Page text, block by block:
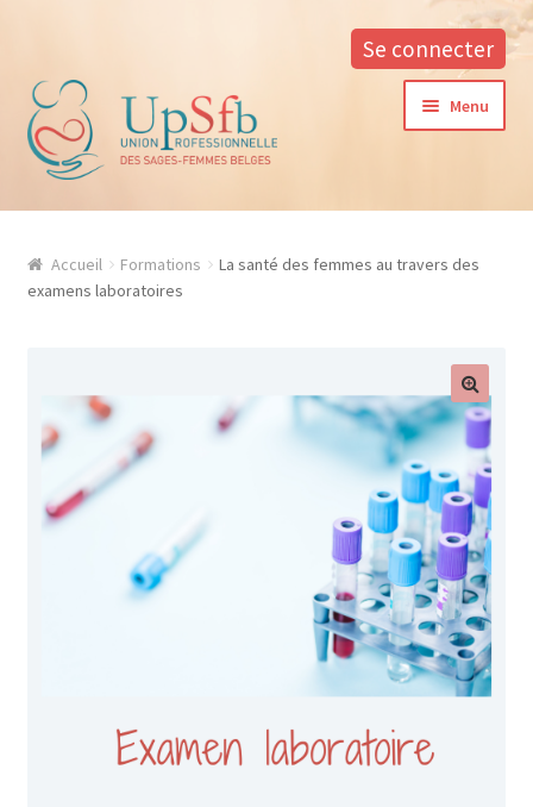
Se connecter
Aller
à
la
navigation
Aller
au
contenu
Menu
A propos
La formation continue à l’UPSfB
Procédure d’inscription
Conditions générales
Contacter notre responsable des formations
Nos Formations
Accueil Formations
La santé des femmes au travers des
examens laboratoires